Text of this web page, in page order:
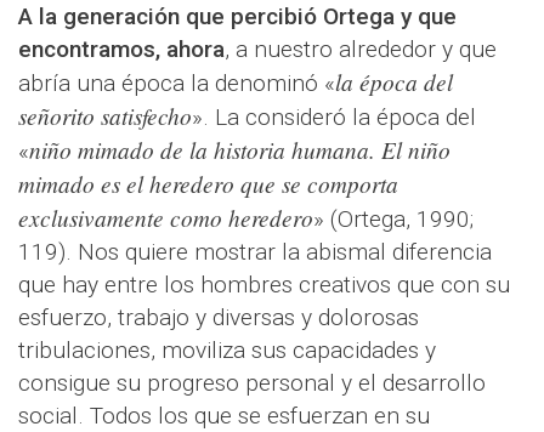
A la generación que percibió Ortega y que
encontramos, ahora, a nuestro alrededor y que
abría una época la denominó «la época del
señorito satisfecho». La consideró la época del
«niño mimado de la historia humana. El niño
mimado es el heredero que se comporta
exclusivamente como heredero» (Ortega, 1990;
119). Nos quiere mostrar la abismal diferencia
que hay entre los hombres creativos que con su
esfuerzo, trabajo y diversas y dolorosas
tribulaciones, moviliza sus capacidades y
consigue su progreso personal y el desarrollo
social. Todos los que se esfuerzan en su